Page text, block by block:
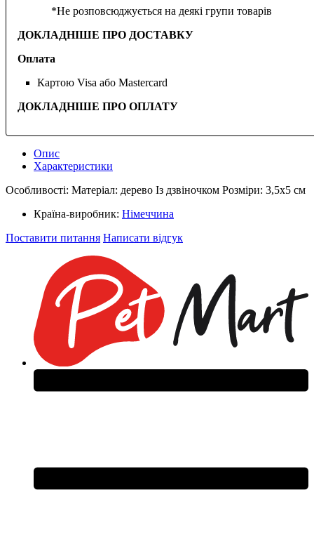
*Не розповсюджується на деякі групи товарів
ДОКЛАДНІШЕ ПРО ДОСТАВКУ
Оплата
Картою Visa або Mastercard
ДОКЛАДНІШЕ ПРО ОПЛАТУ
Опис
Характеристики
Особливості: Матеріал: дерево Із дзвіночком Розміри: 3,5х5 см
Країна-виробник: Німеччина
Поставити питання Написати відгук